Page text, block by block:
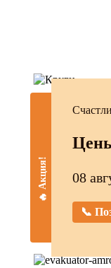
🔥 Акция! 08
📞